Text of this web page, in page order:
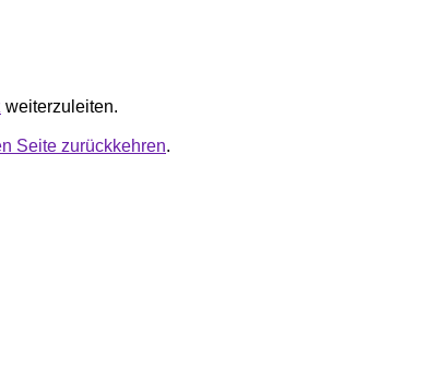
weiterzuleiten.
Seite zurückkehren.